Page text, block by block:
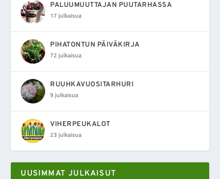
PALUUMUUTTAJAN PUUTARHASSA
17 julkaisua
PIHATONTUN PÄIVÄKIRJA
72 julkaisua
RUUHKAVUOSITARHURI
9 julkaisua
VIHERPEUKALOT
23 julkaisua
UUSIMMAT JULKAISUT